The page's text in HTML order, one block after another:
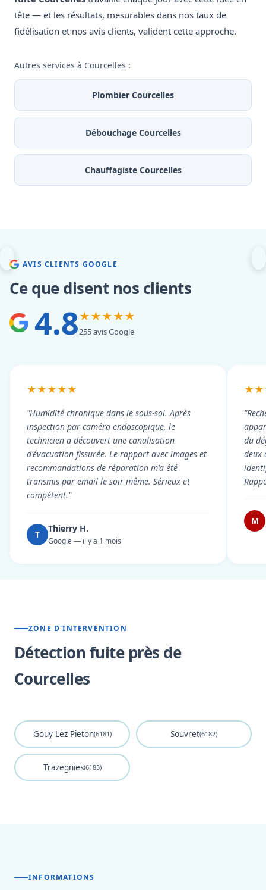
tête — et les résultats, mesurables dans nos taux de
fidélisation et nos avis clients, valident cette approche.
Autres services à Courcelles :
Plombier Courcelles
Débouchage Courcelles
Chauffagiste Courcelles
AVIS CLIENTS GOOGLE
Ce que disent nos clients
4.8★★★★★
255 avis Google
★★★★★
"Humidité chronique dans le sous-sol. Après
inspection par caméra endoscopique, le
technicien a découvert une canalisation
d'évacuation fissurée. Le rapport avec images et
recommandations de réparation m'a été
transmis par email le soir même. Sérieux et
compétent."
T
Thierry H.
Google — il y a 1 mois
du
deux
M
ZONE D'INTERVENTION
Détection fuite près de
Courcelles
Gouy Lez Pieton(6181) Souvret(6182)
Trazegnies(6183)
INFORMATIONS